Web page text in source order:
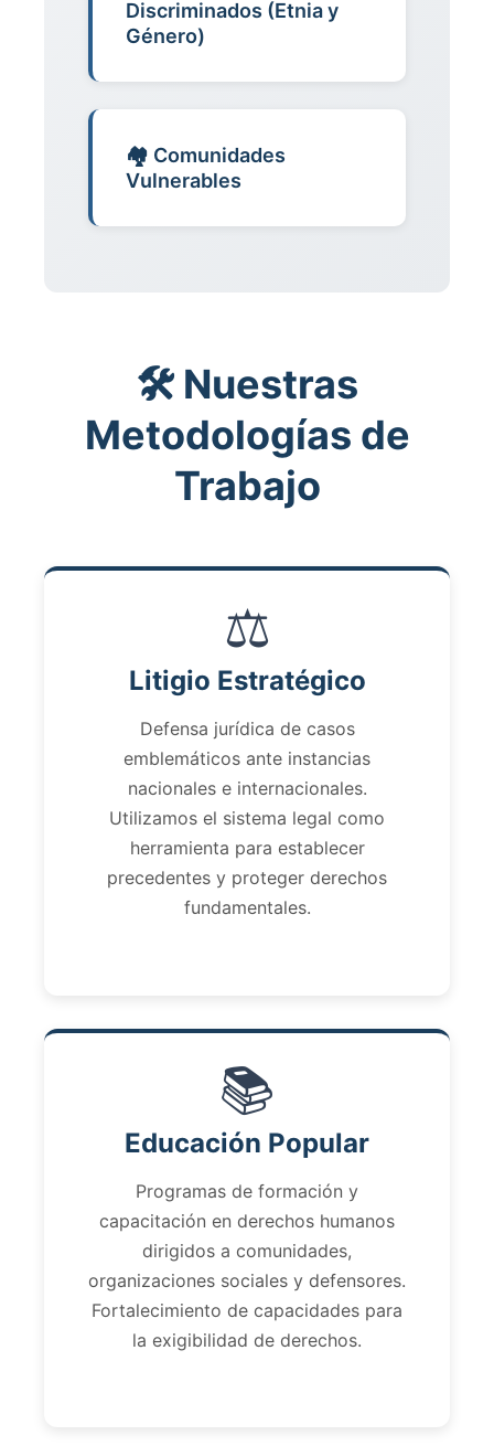
Discriminados (Etnia y
Género)
🏘️ Comunidades
Vulnerables
🛠️ Nuestras
Metodologías de
Trabajo
⚖️
Litigio Estratégico
Defensa jurídica de casos
emblemáticos ante instancias
nacionales e internacionales.
Utilizamos el sistema legal como
herramienta para establecer
precedentes y proteger derechos
fundamentales.
📚
Educación Popular
Programas de formación y
capacitación en derechos humanos
dirigidos a comunidades,
organizaciones sociales y defensores.
Fortalecimiento de capacidades para
la exigibilidad de derechos.